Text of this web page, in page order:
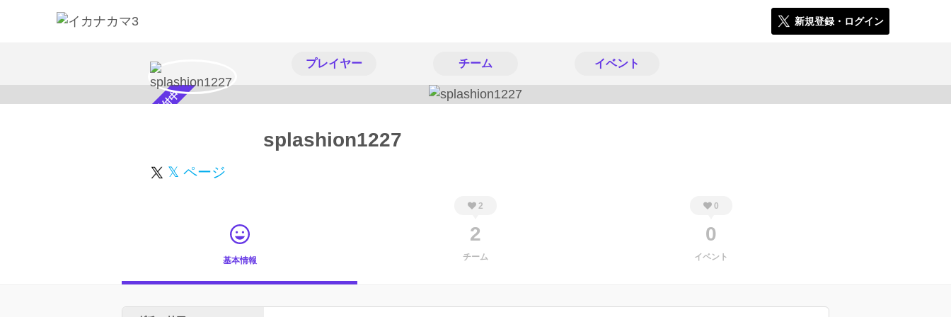
新規登録・ログイン
プレイヤー チーム イベント
スカウト受付中 splashion1227
𝕏 ページ
基本情報
2
2
チーム
0
0
イベント